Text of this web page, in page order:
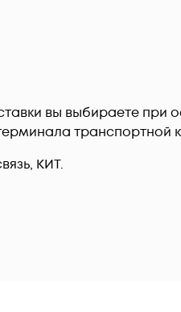
вы выбираете при
транспортной
КИТ.